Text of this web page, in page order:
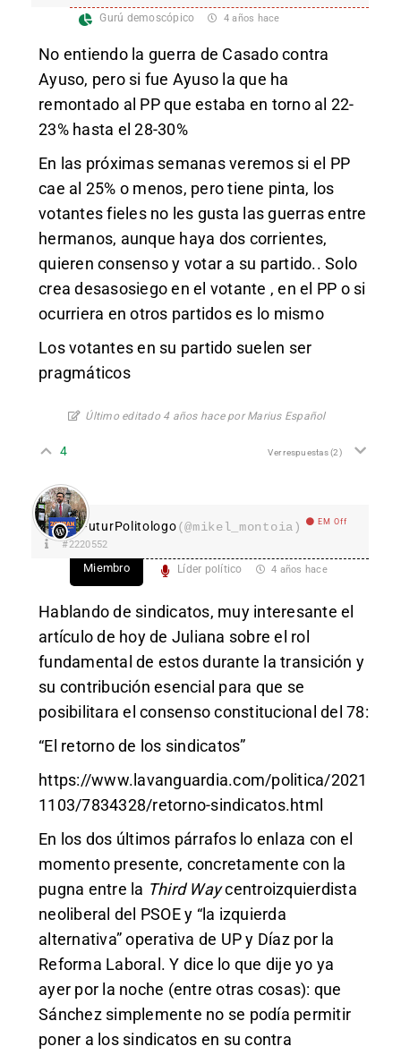
Gurú demoscópico 4 años hace
No entiendo la guerra de Casado contra
Ayuso, pero si fue Ayuso la que ha
remontado al PP que estaba en torno al 22-
23% hasta el 28-30%
En las próximas semanas veremos si el PP
cae al 25% o menos, pero tiene pinta, los
votantes fieles no les gusta las guerras entre
hermanos, aunque haya dos corrientes,
quieren consenso y votar a su partido.. Solo
crea desasosiego en el votante , en el PP o si
ocurriera en otros partidos es lo mismo
Los votantes en su partido suelen ser
pragmáticos
Último editado 4 años hace por Marius Español
4 Ver respuestas(2)
FuturPolitologo(@mikel_montoia) EM Off
#2220552
Miembro Líder político 4 años hace
Hablando de sindicatos, muy interesante el
artículo de hoy de Juliana sobre el rol
fundamental de estos durante la transición y
su contribución esencial para que se
posibilitara el consenso constitucional del 78:
“El retorno de los sindicatos”
https://www.lavanguardia.com/politica/2021
1103/7834328/retorno-sindicatos.html
En los dos últimos párrafos lo enlaza con el
momento presente, concretamente con la
pugna entre la Third Waycentroizquierdista
neoliberal del PSOE y “la izquierda
alternativa” operativa de UP y Díaz por la
Reforma Laboral. Y dice lo que dije yo ya
ayer por la noche (entre otras cosas): que
Sánchez simplemente no se podía permitir
poner a los sindicatos en su contra